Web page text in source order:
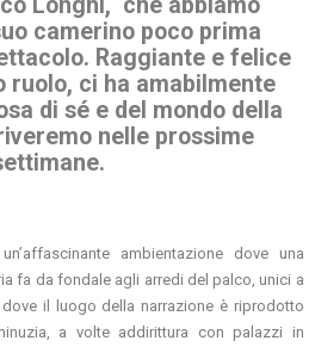
camerino poco prima
Raggiante e felice
ruolo, ci ha amabilmente
di sé e del mondo della
nelle prossime
ambientazione dove una
fa da fondale agli arredi del palco, unici a
il luogo della narrazione è riprodotto
a volte addirittura con palazzi in